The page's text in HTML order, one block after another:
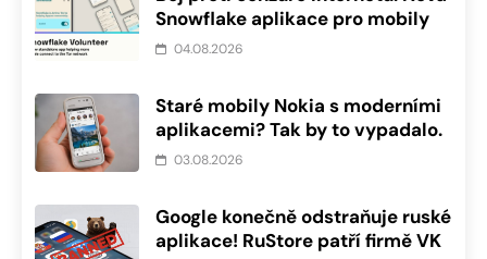
Snowflake aplikace pro mobily
04.08.2026
Staré mobily Nokia s moderními
aplikacemi? Tak by to vypadalo.
03.08.2026
Google konečně odstraňuje ruské
aplikace! RuStore patří firmě VK